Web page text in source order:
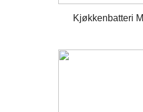
Kjøkkenbatteri